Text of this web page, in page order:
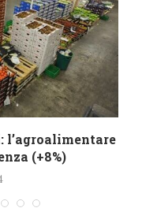
l’agroalimentare
(+8%)